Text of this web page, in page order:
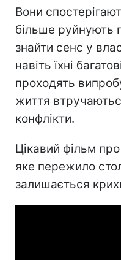
Вони
більше руйнують
знайти сенс у
навіть їхні
проходять
життя
конфлікти.
Цікавий фільм
яке пережило
залишається